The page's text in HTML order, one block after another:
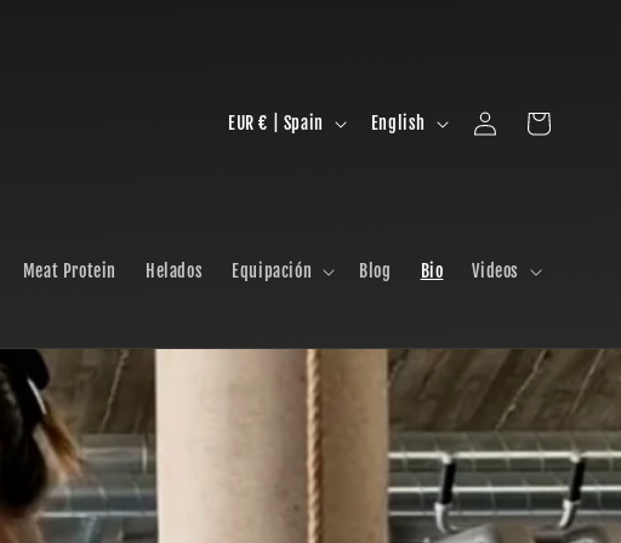
Meat Protein Helados Equipación Blog Bio Videos
C
r
EUR € | Spain
g
a
English
Log
in
Cart